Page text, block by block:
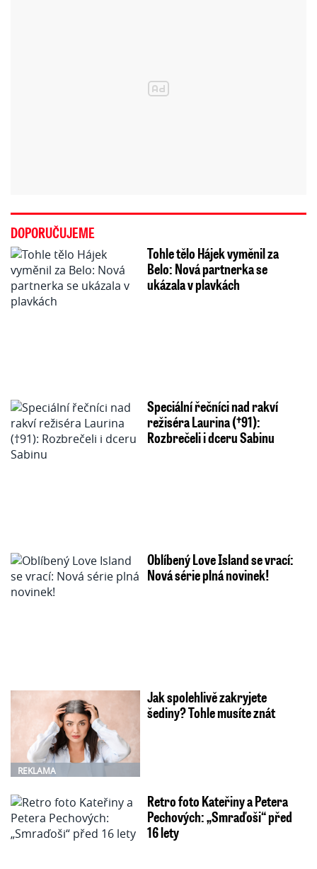
DOPORUČUJEME
Tohle tělo Hájek vyměnil za
Belo: Nová partnerka se
ukázala v plavkách
Speciální řečníci nad rakví
režiséra Laurina (†91):
Rozbrečeli i dceru Sabinu
Oblíbený Love Island se vrací:
Nová série plná novinek!
REKLAMA
Jak spolehlivě zakryjete
šediny? Tohle musíte znát
Retro foto Kateřiny a Petera
Pechových: „Smraďoši“ před
16 lety